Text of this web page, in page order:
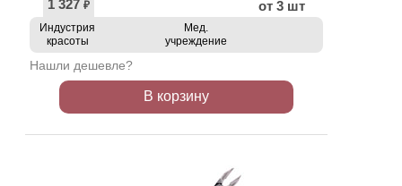
1 327 ₽ от 3 шт
Индустрия
красоты
Мед.
учреждение
Нашли дешевле?
В корзину